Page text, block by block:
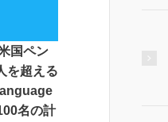
国ペン
を超える
名の計